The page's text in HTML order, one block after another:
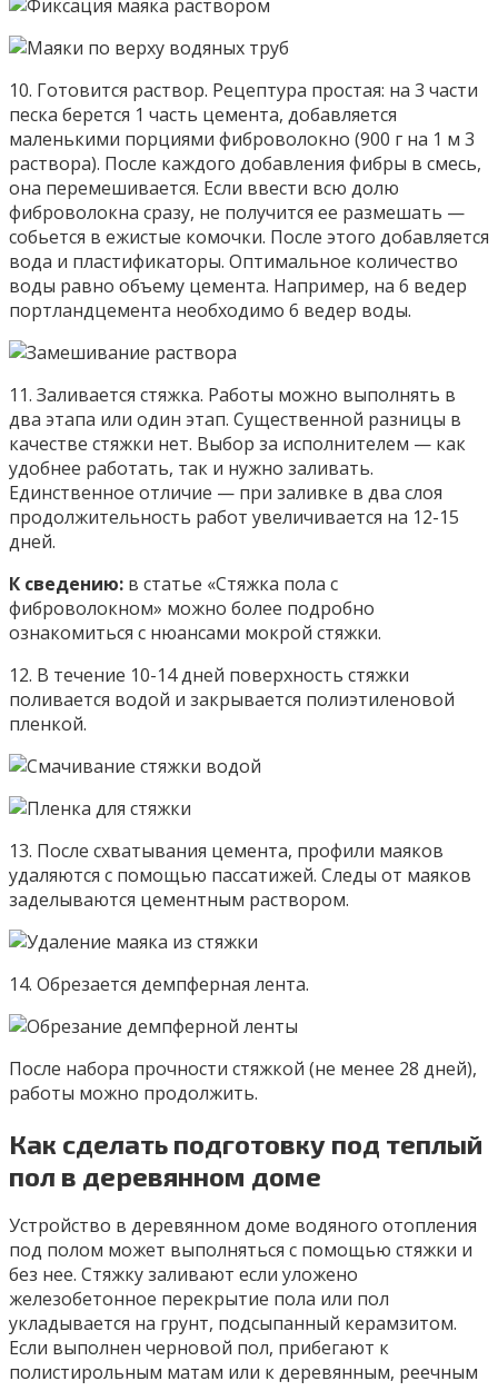
10. Готовится раствор. Рецептура простая: на 3 части
песка берется 1 часть цемента, добавляется
маленькими порциями фиброволокно (900 г на 1 м 3
раствора). После каждого добавления фибры в смесь,
она перемешивается. Если ввести всю долю
фиброволокна сразу, не получится ее размешать —
собьется в ежистые комочки. После этого добавляется
вода и пластификаторы. Оптимальное количество
воды равно объему цемента. Например, на 6 ведер
портландцемента необходимо 6 ведер воды.
11. Заливается стяжка. Работы можно выполнять в
два этапа или один этап. Существенной разницы в
качестве стяжки нет. Выбор за исполнителем — как
удобнее работать, так и нужно заливать.
Единственное отличие — при заливке в два слоя
продолжительность работ увеличивается на 12-15
дней.
К сведению: в статье «Стяжка пола с
фиброволокном» можно более подробно
ознакомиться с нюансами мокрой стяжки.
12. В течение 10-14 дней поверхность стяжки
поливается водой и закрывается полиэтиленовой
пленкой.
13. После схватывания цемента, профили маяков
удаляются с помощью пассатижей. Следы от маяков
заделываются цементным раствором.
14. Обрезается демпферная лента.
После набора прочности стяжкой (не менее 28 дней),
работы можно продолжить.
Как сделать подготовку под теплый
пол в деревянном доме
Устройство в деревянном доме водяного отопления
под полом может выполняться с помощью стяжки и
без нее. Стяжку заливают если уложено
железобетонное перекрытие пола или пол
укладывается на грунт, подсыпанный керамзитом.
Если выполнен черновой пол, прибегают к
полистирольным матам или к деревянным, реечным